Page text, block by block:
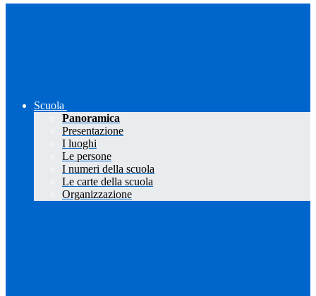
Scuola
Panoramica
Presentazione
I luoghi
Le persone
I numeri della scuola
Le carte della scuola
Organizzazione